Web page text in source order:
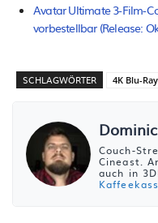
Avatar Ultimate 3-Film-
vorbestellbar (Release:
SCHLAGWÖRTER 4K Blu-Ray
Couch-
Cineast.
auch in